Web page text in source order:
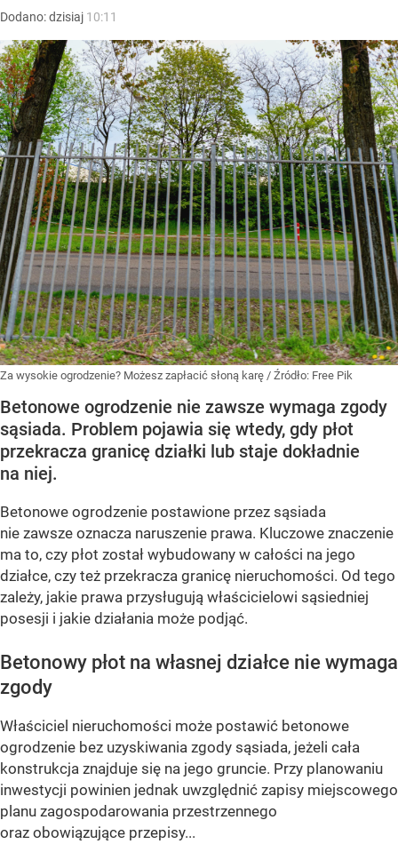
Dodano:dzisiaj 10:11
Za wysokie ogrodzenie? Możesz zapłacić słoną karę / Źródło: Free Pik
Betonowe ogrodzenie nie zawsze wymaga zgody
sąsiada. Problem pojawia się wtedy, gdy płot
przekracza granicę działki lub staje dokładnie
na niej.
Betonowe ogrodzenie postawione przez sąsiada
nie zawsze oznacza naruszenie prawa. Kluczowe znaczenie
ma to, czy płot został wybudowany w całości na jego
działce, czy też przekracza granicę nieruchomości. Od tego
zależy, jakie prawa przysługują właścicielowi sąsiedniej
posesji i jakie działania może podjąć.
Betonowy płot na własnej działce nie wymaga
zgody
Właściciel nieruchomości może postawić betonowe
ogrodzenie bez uzyskiwania zgody sąsiada, jeżeli cała
konstrukcja znajduje się na jego gruncie. Przy planowaniu
inwestycji powinien jednak uwzględnić zapisy miejscowego
planu zagospodarowania przestrzennego
oraz obowiązujące przepisy...